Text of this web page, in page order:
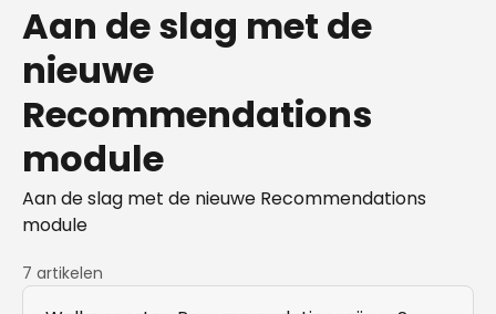
Aan de slag met de
nieuwe
Recommendations
module
Aan de slag met de nieuwe Recommendations
module
7 artikelen